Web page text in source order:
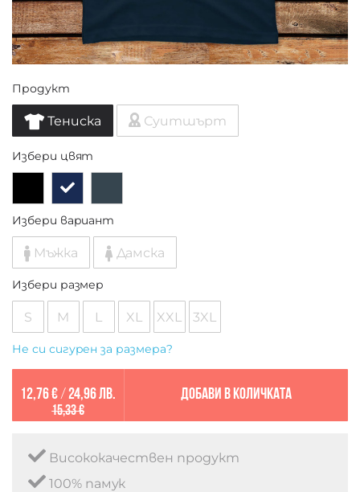
Продукт
Тениска Суитшърт
Избери цвят
Избери вариант
Мъжка Дамска
Избери размер
S M L XL XXL 3XL
Не си сигурен за размера?
12,76 €/ 24,96 лв.
15,33 €
Добави в количката
Висококачествен продукт
100% памук